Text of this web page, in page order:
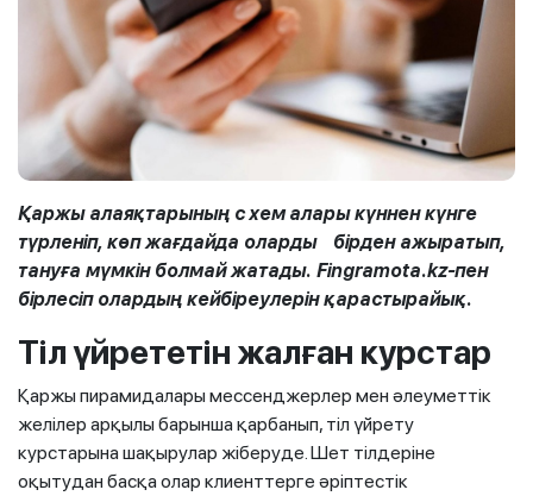
Қаржы алаяқтарының схем алары күннен күнге
түрленіп, көп жағдайда оларды
бірден ажыратып,
тануға мүмкін болмай жатады. Fingramota.kz-пен
бірлесіп олардың кейбіреулерін қарастырайық.
Тіл үйрететін жалған курстар
Қаржы пирамидалары мессенджерлер мен әлеуметтік
желілер арқылы барынша қарбанып, тіл үйрету
курстарына шақырулар жіберуде. Шет тілдеріне
оқытудан басқа олар клиенттерге әріптестік